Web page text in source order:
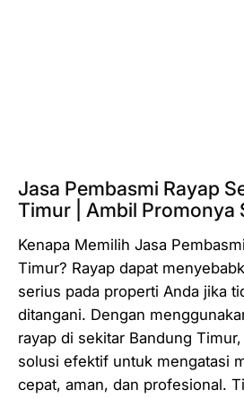
Jasa Pembasmi Rayap
Timur | Ambil Promonya
Kenapa Memilih Jasa
Timur? Rayap dapat
serius pada properti Anda jika
ditangani. Dengan
rayap di sekitar Bandung
solusi efektif untuk mengatasi
cepat, aman, dan profesional.